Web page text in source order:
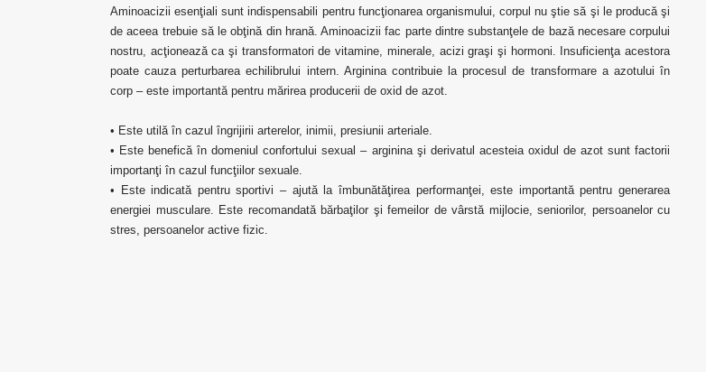
Aminoacizii esenţiali sunt indispensabili pentru funcţionarea organismului, corpul nu ştie să şi le producă şi
de aceea trebuie să le obţină din hrană. Aminoacizii fac parte dintre substanţele de bază necesare corpului
nostru, acţionează ca şi transformatori de vitamine, minerale, acizi graşi şi hormoni. Insuficienţa acestora
poate cauza perturbarea echilibrului intern. Arginina contribuie la procesul de transformare a azotului în
corp – este importantă pentru mărirea producerii de oxid de azot.
• Este utilă în cazul îngrijirii arterelor, inimii, presiunii arteriale.
• Este benefică în domeniul confortului sexual – arginina şi derivatul acesteia oxidul de azot sunt factorii
importanţi în cazul funcţiilor sexuale.
• Este indicată pentru sportivi – ajută la îmbunătăţirea performanţei, este importantă pentru generarea
energiei musculare. Este recomandată bărbaţilor şi femeilor de vârstă mijlocie, seniorilor, persoanelor cu
stres, persoanelor active fizic.